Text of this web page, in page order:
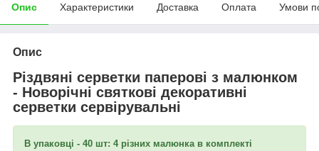
Опис Характеристики Доставка Оплата Умови
Опис
Різдвяні серветки паперові з малюнком
- Новорічні святкові декоративні
серветки сервірувальні
В упаковці - 40 шт: 4 різних малюнка в комплекті